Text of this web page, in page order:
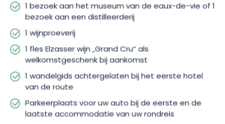
1 bezoek aan het museum van de eaux-de-vie of 1
bezoek aan een distilleerderij
1 wijnproeverij
1 fles Elzasser wijn „Grand Cru“ als
welkomstgeschenk bij aankomst
1 wandelgids achtergelaten bij het eerste hotel
van de route
Parkeerplaats voor uw auto bij de eerste en de
laatste accommodatie van uw rondreis